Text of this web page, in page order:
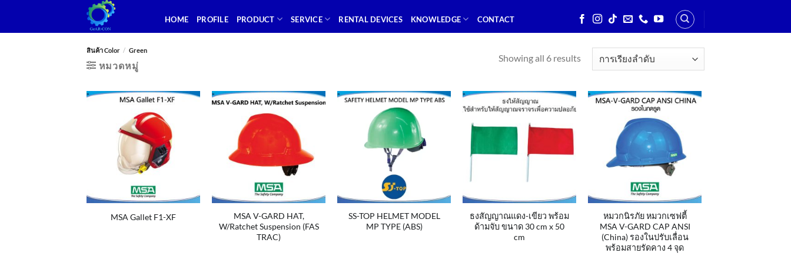
ยัง
HOME PROFILE PRODUCT SERVICE RENTAL DEVICES KNOWLEDGE CONTACT
สินค้า Color / Green
หมวดหมู่
Showing all 6 results
MSA Gallet F1-XF
MSA V-GARD HAT,
W/Ratchet Suspension (FAS
TRAC)
SS-TOP HELMET MODEL
MP TYPE (ABS)
ธงสัญญาณแดง-เขียว พร้อม
ด้ามจับ ขนาด 30 cm x 50
cm
หมวกนิรภัย หมวกเซฟตี้
MSA V-GARD CAP ANSI
(China) รองในปรับเลื่อน
พร้อมสายรัดคาง 4 จุด